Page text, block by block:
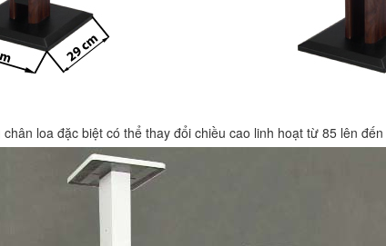
chân loa đặc biệt có thể thay đổi chiều cao linh hoạt từ 85 lên